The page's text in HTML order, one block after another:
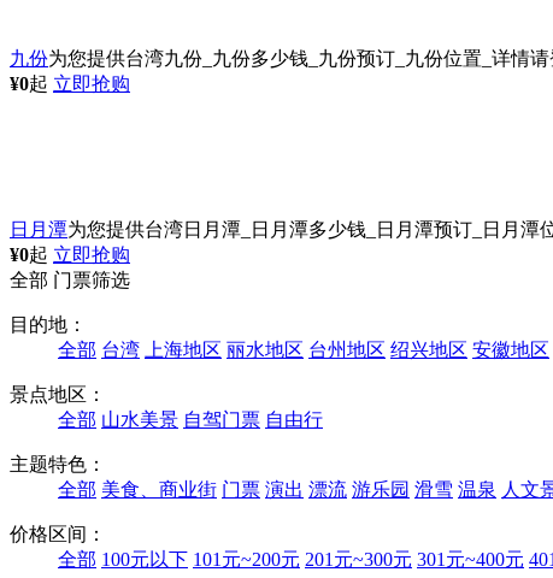
九份为您提供台湾九份_九份多少钱_九份预订_九份位置_详情
¥0起 立即抢购
日月潭为您提供台湾日月潭_日月潭多少钱_日月潭预订_日月潭
¥0起 立即抢购
全部 门票筛选
目的地：
全部 台湾 上海地区 丽水地区 台州地区 绍兴地区 安徽地区
景点地区：
全部 山水美景 自驾门票 自由行
主题特色：
全部 美食、商业街 门票 演出 漂流 游乐园 滑雪 温泉 人文
价格区间：
全部 100元以下 101元~200元 201元~300元 301元~400元